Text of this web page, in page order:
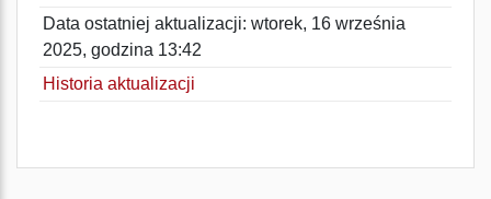
Data ostatniej aktualizacji: wtorek, 16 września
2025, godzina 13:42
Historia aktualizacji